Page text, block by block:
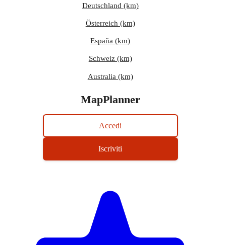
Deutschland (km)
Österreich (km)
España (km)
Schweiz (km)
Australia (km)
MapPlanner
Accedi
Iscriviti